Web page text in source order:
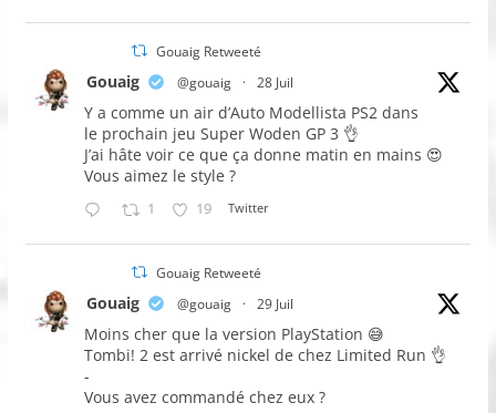
Gouaig Retweeté
Gouaig @gouaig · 28 Juil
Y a comme un air d’Auto Modellista PS2 dans
le prochain jeu Super Woden GP 3 👌
J’ai hâte voir ce que ça donne matin en mains 😍
Vous aimez le style ?
1 19 Twitter
Gouaig Retweeté
Gouaig @gouaig · 29 Juil
Moins cher que la version PlayStation 😅
Tombi! 2 est arrivé nickel de chez Limited Run 👌
-
Vous avez commandé chez eux ?